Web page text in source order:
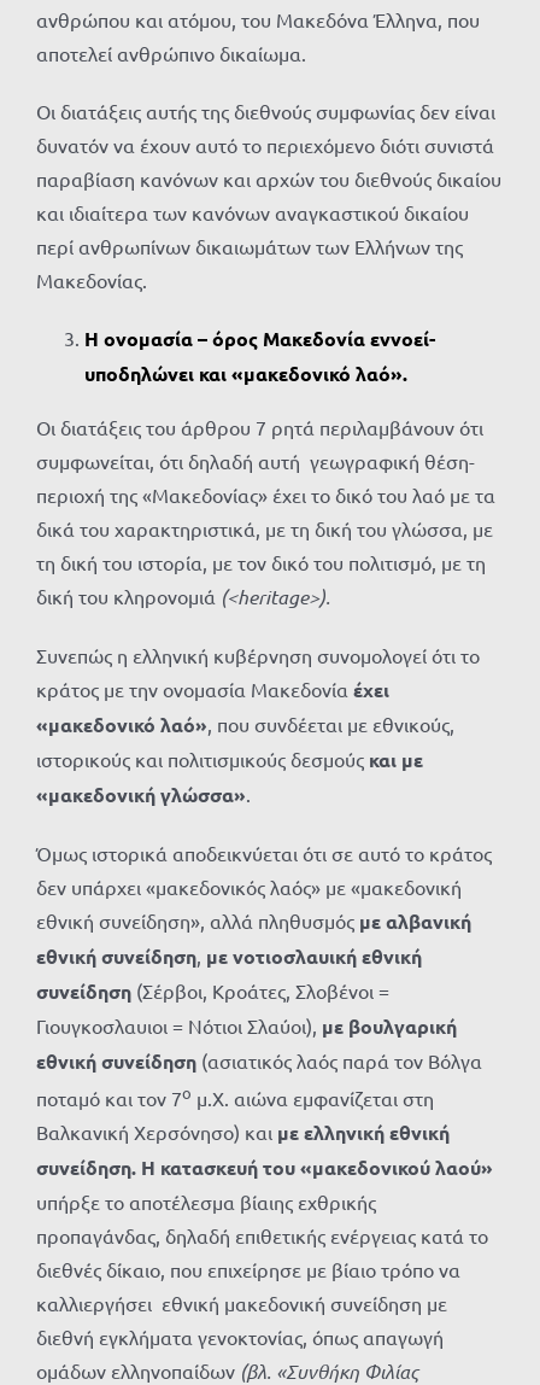
ανθρώπου και ατόμου, του Μακεδόνα Έλληνα, που
αποτελεί ανθρώπινο δικαίωμα.
Οι διατάξεις αυτής της διεθνούς συμφωνίας δεν είναι
δυνατόν να έχουν αυτό το περιεχόμενο διότι συνιστά
παραβίαση κανόνων και αρχών του διεθνούς δικαίου
και ιδιαίτερα των κανόνων αναγκαστικού δικαίου
περί ανθρωπίνων δικαιωμάτων των Ελλήνων της
Μακεδονίας.
Η ονομασία – όρος Μακεδονία εννοεί-
υποδηλώνει και «μακεδονικό λαό».
Οι διατάξεις του άρθρου 7 ρητά περιλαμβάνουν ότι
συμφωνείται, ότι δηλαδή αυτή γεωγραφική θέση-
περιοχή της «Μακεδονίας» έχει το δικό του λαό με τα
δικά του χαρακτηριστικά, με τη δική του γλώσσα, με
τη δική του ιστορία, με τον δικό του πολιτισμό, με τη
δική του κληρονομιά (<heritage>).
Συνεπώς η ελληνική κυβέρνηση συνομολογεί ότι το
κράτος με την ονομασία Μακεδονία έχει
«μακεδονικό λαό» , που συνδέεται με εθνικούς,
ιστορικούς και πολιτισμικούς δεσμούς και με
«μακεδονική γλώσσα»
Όμως ιστορικά αποδεικνύεται ότι σε αυτό το κράτος
δεν υπάρχει «μακεδονικός λαός» με «μακεδονική
εθνική συνείδηση», αλλά πληθυσμός μεαλβανική
εθνική συνείδηση με νοτιοσλαυική εθνική
συνείδηση (Σέρβοι, Κροάτες, Σλοβένοι =
Γιουγκοσλαυιοι = Νότιοι Σλαύοι), με βουλγαρική
εθνική συνείδηση (ασιατικός λαός παρά τον Βόλγα
ποταμό και τον 7ο μ.Χ. αιώνα εμφανίζεται στη
Βαλκανική Χερσόνησο) και με ελληνική εθνική
συνείδηση. Η κατασκευή του «μακεδονικού λαού»
υπήρξε το αποτέλεσμα βίαιης εχθρικής
προπαγάνδας, δηλαδή επιθετικής ενέργειας κατά το
διεθνές δίκαιο, που επιχείρησε με βίαιο τρόπο να
καλλιεργήσει εθνική μακεδονική συνείδηση με
διεθνή εγκλήματα γενοκτονίας, όπως απαγωγή
ομάδων ελληνοπαίδων (βλ. «Συνθήκη Φιλίας